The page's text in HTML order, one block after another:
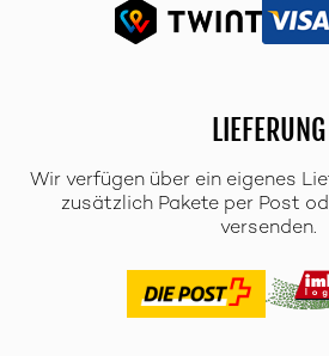
LIEFERUNG
Wir verfügen über ein eigenes
zusätzlich Pakete per Post
versenden.